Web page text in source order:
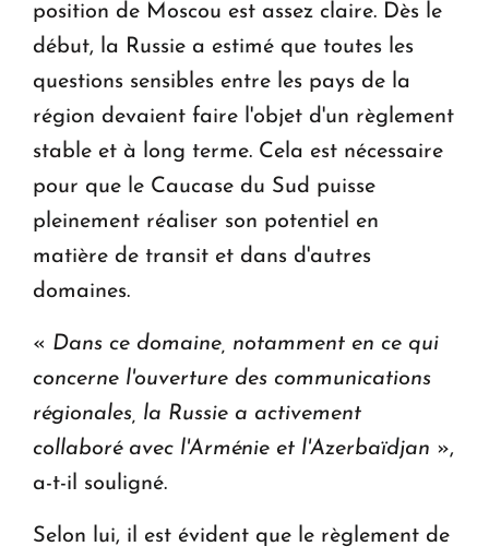
position de Moscou est assez claire. Dès le
début, la Russie a estimé que toutes les
questions sensibles entre les pays de la
région devaient faire l'objet d'un règlement
stable et à long terme. Cela est nécessaire
pour que le Caucase du Sud puisse
pleinement réaliser son potentiel en
matière de transit et dans d'autres
domaines.
« Dans ce domaine, notamment en ce qui
concerne l'ouverture des communications
régionales, la Russie a activement
collaboré avec l'Arménie et l'Azerbaïdjan »,
a-t-il souligné.
Selon lui, il est évident que le règlement de